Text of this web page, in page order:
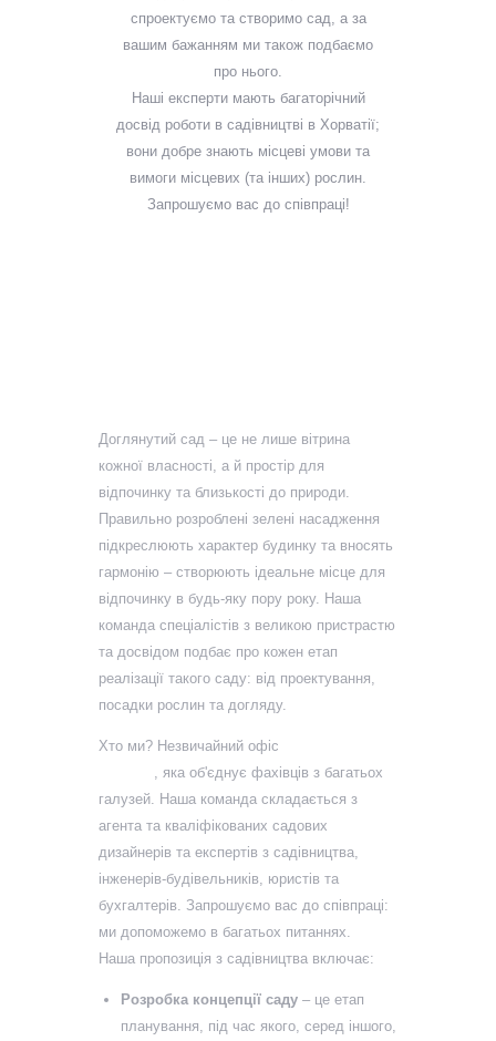
спроектуємо та створимо сад, а за
вашим бажанням ми також подбаємо
про нього.
Наші експерти мають багаторічний
досвід роботи в садівництві в Хорватії;
вони добре знають місцеві умови та
вимоги місцевих (та інших) рослин.
Запрошуємо вас до співпраці!
Доглянутий сад – це не лише вітрина
кожної власності, а й простір для
відпочинку та близькості до природи.
Правильно розроблені зелені насадження
підкреслюють характер будинку та вносять
гармонію – створюють ідеальне місце для
відпочинку в будь-яку пору року. Наша
команда спеціалістів з великою пристрастю
та досвідом подбає про кожен етап
реалізації такого саду: від проектування,
посадки рослин та догляду.
Хто ми? Незвичайний офіс
, яка об'єднує фахівців з багатьох
галузей. Наша команда складається з
агента та кваліфікованих садових
дизайнерів та експертів з садівництва,
інженерів-будівельників, юристів та
бухгалтерів. Запрошуємо вас до співпраці:
ми допоможемо в багатьох питаннях.
Наша пропозиція з садівництва включає:
Розробка концепції саду – це етап
планування, під час якого, серед іншого,